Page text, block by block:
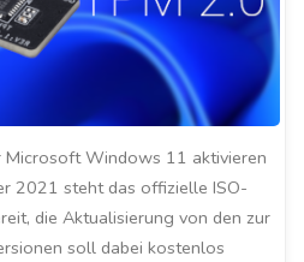
Windows 11 aktivieren
2021 steht das offizielle ISO-
die Aktualisierung von den zur
soll dabei kostenlos